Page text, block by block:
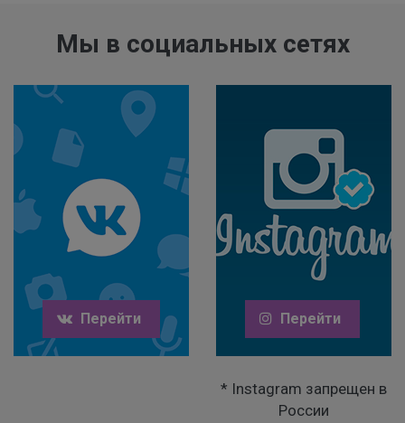
Мы в социальных сетях
Перейти Перейти
* Instagram запрещен в
России